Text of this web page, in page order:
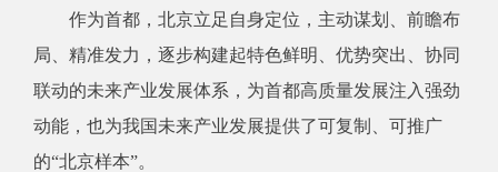
作为首都，北京立足自身定位，主动谋划、前瞻布
局、精准发力，逐步构建起特色鲜明、优势突出、协同
联动的未来产业发展体系，为首都高质量发展注入强劲
动能，也为我国未来产业发展提供了可复制、可推广
的“北京样本”。